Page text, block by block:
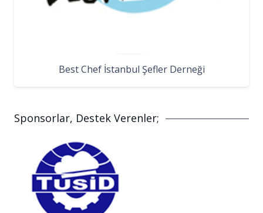
Best Chef İstanbul Şefler Derneği
Sponsorlar, Destek Verenler;